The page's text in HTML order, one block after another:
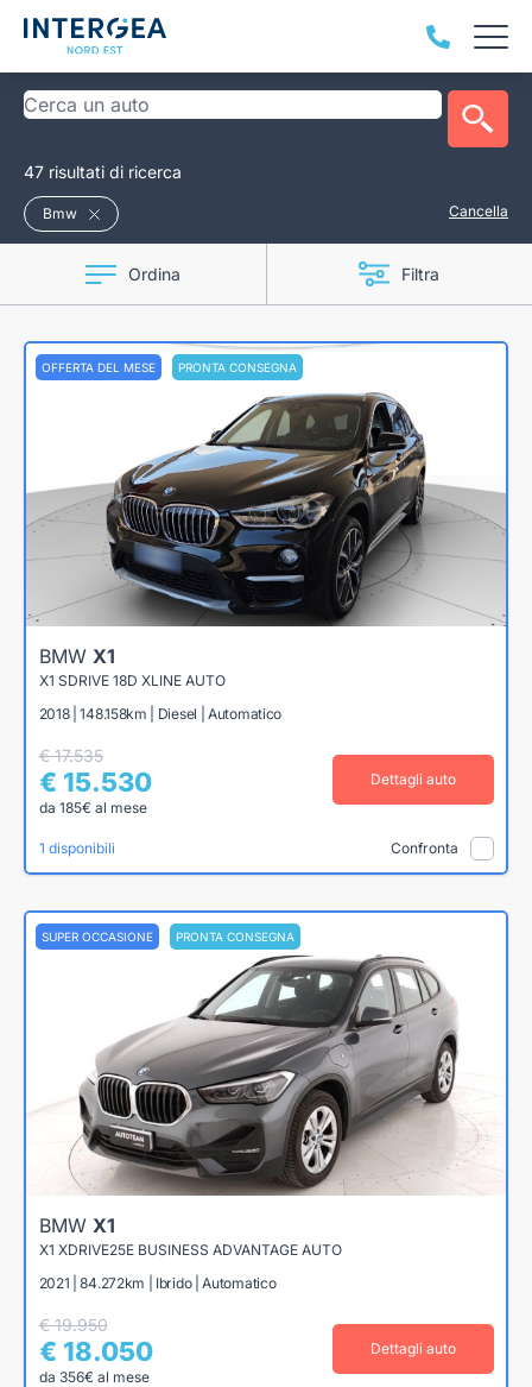
47 risultati di ricerca
Bmw Cancella
Ordina Filtra
OFFERTA DEL MESE PRONTA CONSEGNA
BMW X1
X1 SDRIVE 18D XLINE AUTO
2018 | 148.158km | Diesel | Automatico
€ 17.535
€ 15.530
da 185€ al mese
Dettagli auto
1 disponibili Confronta
SUPER OCCASIONE PRONTA CONSEGNA
BMW X1
X1 XDRIVE25E BUSINESS ADVANTAGE AUTO
2021 | 84.272km | Ibrido | Automatico
€ 19.950
€ 18.050
da 356€ al mese
Dettagli auto